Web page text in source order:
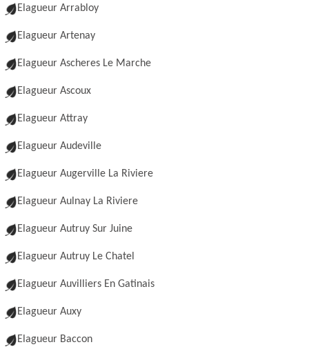
Elagueur Arrabloy
Elagueur Artenay
Elagueur Ascheres Le Marche
Elagueur Ascoux
Elagueur Attray
Elagueur Audeville
Elagueur Augerville La Riviere
Elagueur Aulnay La Riviere
Elagueur Autruy Sur Juine
Elagueur Autruy Le Chatel
Elagueur Auvilliers En Gatinais
Elagueur Auxy
Elagueur Baccon